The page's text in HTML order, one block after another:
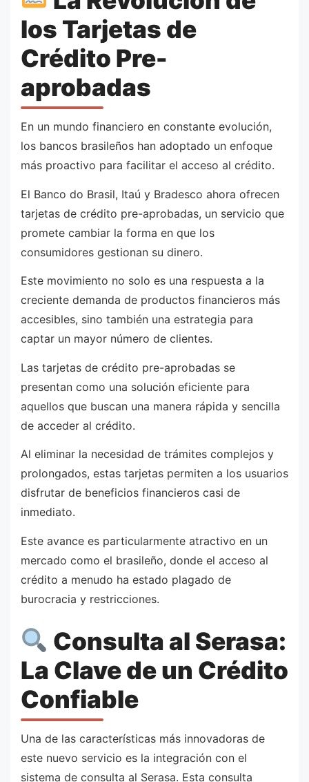
los Tarjetas de
Crédito Pre-
aprobadas
En un mundo financiero en constante evolución,
los bancos brasileños han adoptado un enfoque
más proactivo para facilitar el acceso al crédito.
El Banco do Brasil, Itaú y Bradesco ahora ofrecen
tarjetas de crédito pre-aprobadas, un servicio que
promete cambiar la forma en que los
consumidores gestionan su dinero.
Este movimiento no solo es una respuesta a la
creciente demanda de productos financieros más
accesibles, sino también una estrategia para
captar un mayor número de clientes.
Las tarjetas de crédito pre-aprobadas se
presentan como una solución eficiente para
aquellos que buscan una manera rápida y sencilla
de acceder al crédito.
Al eliminar la necesidad de trámites complejos y
prolongados, estas tarjetas permiten a los usuarios
disfrutar de beneficios financieros casi de
inmediato.
Este avance es particularmente atractivo en un
mercado como el brasileño, donde el acceso al
crédito a menudo ha estado plagado de
burocracia y restricciones.
Consulta al Serasa:
La Clave de un Crédito
Confiable
Una de las características más innovadoras de
este nuevo servicio es la integración con el
sistema de consulta al Serasa. Esta consulta